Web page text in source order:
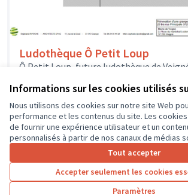
Informations sur les cookies utilisés
Nous utilisons des cookies sur notre site Web
performance et les contenus du site. Les
de fournir une expérience utilisateur et un
personnalisés à partir de nos canaux de médias
Tout accepter
Accepter seulement les cookies
Paramètres
Ludothèque Ô Petit Loup
Ô Petit Loup, future ludothèque de
enthousiastes qui veulent proposer...
Solidarité et développement local
Résultats par page : 25
1 2 3 4